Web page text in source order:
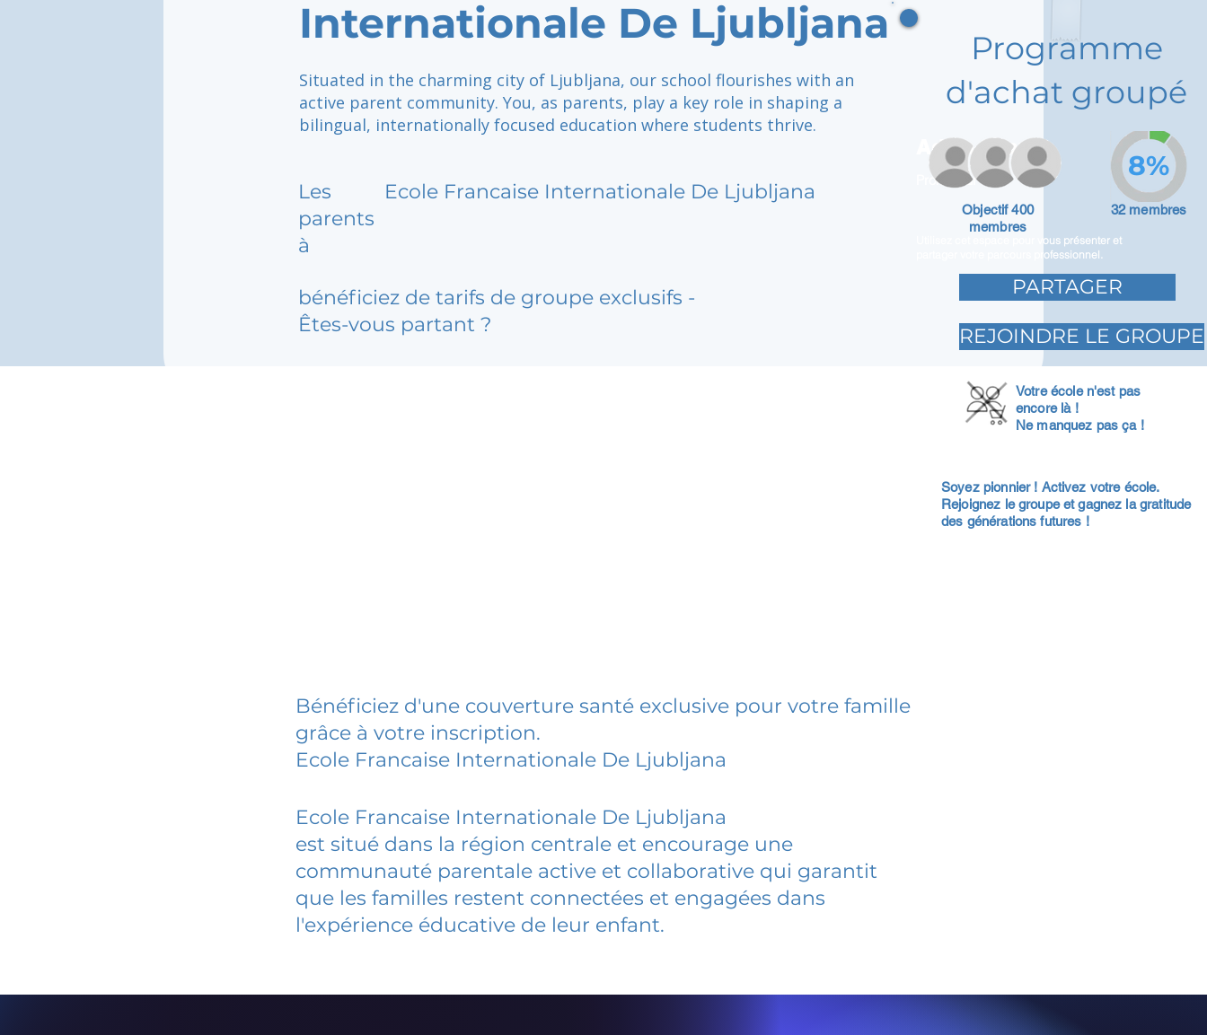
Internationale De Ljubljana
Situated in the charming city of Ljubljana, our school flourishes with an
active parent community. You, as parents, play a key role in shaping a
bilingual, internationally focused education where students thrive.
Les
parents
à
Ecole Francaise Internationale De Ljubljana
bénéficiez de tarifs de groupe exclusifs -
Êtes-vous partant ?
Adam Caar
Promoteur
Utilisez cet espace pour vous présenter et
partager votre parcours professionnel.
Programme
d'achat groupé
Objectif 400
membres
32 membres
8%
PARTAGER
REJOINDRE LE GROUPE
Votre école n'est pas
encore là !
Ne manquez pas ça !
Soyez pionnier ! Activez votre école.
Rejoignez le groupe et gagnez la gratitude
des générations futures !
Bénéficiez d'une couverture santé exclusive pour votre famille
grâce à votre inscription.
Ecole Francaise Internationale De Ljubljana
Ecole Francaise Internationale De Ljubljana
est situé dans la région centrale et encourage une
communauté parentale active et collaborative qui garantit
que les familles restent connectées et engagées dans
l'expérience éducative de leur enfant.